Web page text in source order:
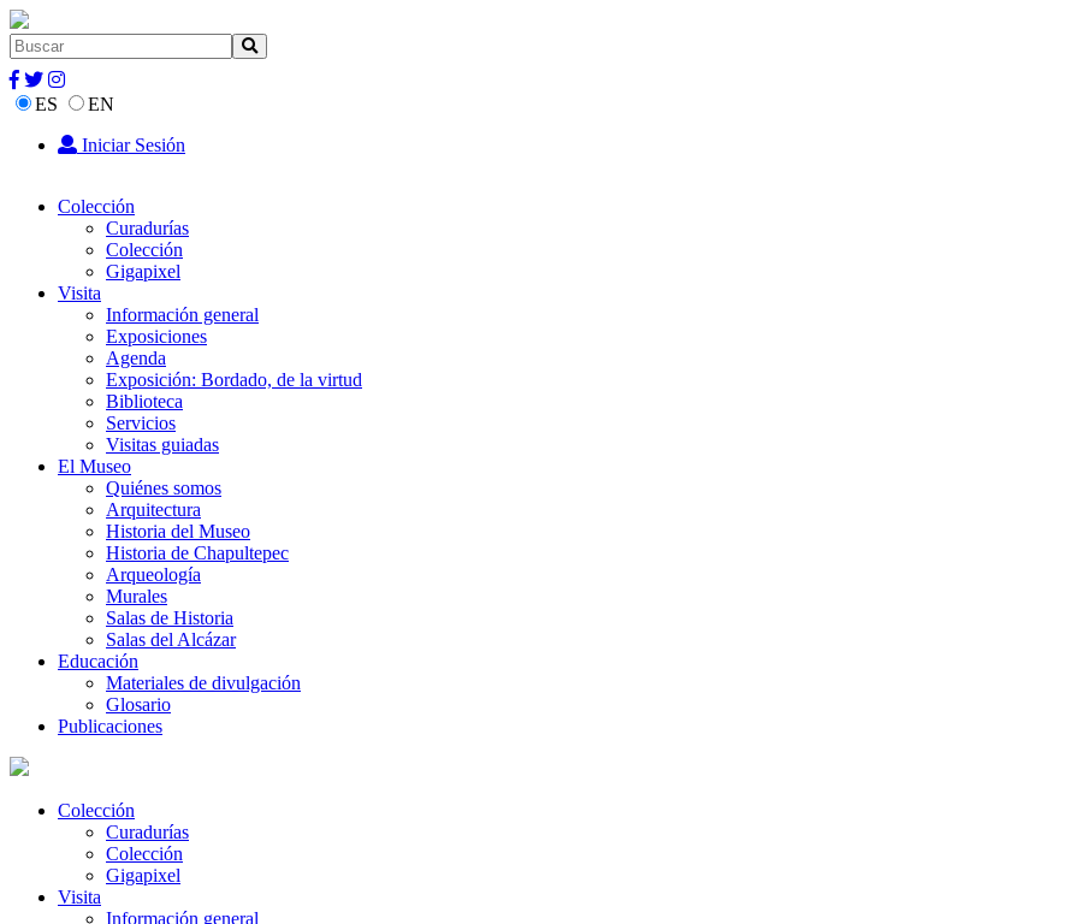
ES
EN
Iniciar Sesión
Colección
Curadurías
Colección
Gigapixel
Visita
Información general
Exposiciones
Agenda
Exposición: Bordado, de la virtud
Biblioteca
Servicios
Visitas guiadas
El Museo
Quiénes somos
Arquitectura
Historia del Museo
Historia de Chapultepec
Arqueología
Murales
Salas de Historia
Salas del Alcázar
Educación
Materiales de divulgación
Glosario
Publicaciones
Colección
Curadurías
Colección
Gigapixel
Visita
Información general